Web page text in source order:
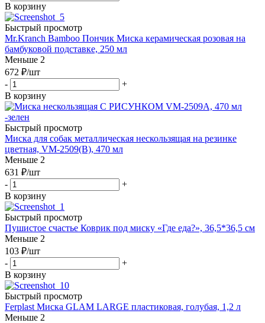
В корзину
Быстрый просмотр
Mr.Kranch Bamboo Пончик Миска керамическая розовая на
бамбуковой подставке, 250 мл
Меньше 2
672 ₽/шт
-
+
В корзину
Быстрый просмотр
Миска для собак металлическая нескользящая на резинке
цветная, VM-2509(B), 470 мл
Меньше 2
631 ₽/шт
-
+
В корзину
Быстрый просмотр
Пушистое счастье Коврик под миску «Где еда?», 36,5*36,5 см
Меньше 2
103 ₽/шт
-
+
В корзину
Быстрый просмотр
Ferplast Миска GLAM LARGE пластиковая, голубая, 1,2 л
Меньше 2